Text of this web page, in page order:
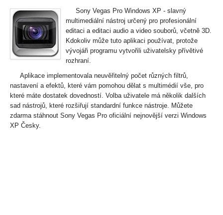
Sony Vegas Pro Windows XP - slavný
multimediální nástroj určený pro profesionální
editaci a editaci audio a video souborů, včetně 3D.
Kdokoliv může tuto aplikaci používat, protože
vývojáři programu vytvořili uživatelsky přívětivé
rozhraní.
Aplikace implementovala neuvěřitelný počet různých filtrů,
nastavení a efektů, které vám pomohou dělat s multimédií vše, pro
které máte dostatek dovedností. Volba uživatele má několik dalších
sad nástrojů, které rozšiřují standardní funkce nástroje. Můžete
zdarma stáhnout Sony Vegas Pro oficiální nejnovější verzi Windows
XP Česky.